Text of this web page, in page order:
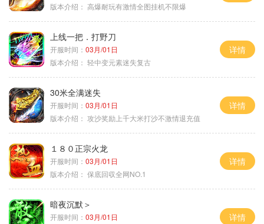
版本介绍： 高爆耐玩有激情全图挂机不限爆
上线一把．打野刀
开服时间： 03月/01日
版本介绍： 轻中变元素迷失复古
详情
30米全满迷失
开服时间： 03月/01日
版本介绍： 攻沙奖励上千大米打沙不激情退充值
详情
１８０正宗火龙
开服时间： 03月/01日
版本介绍： 保底回収全网NO.1
详情
暗夜沉默＞
开服时间： 03月/01日
详情